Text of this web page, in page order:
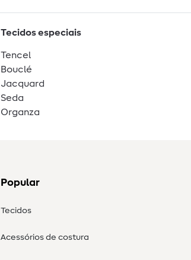
Tecidos especiais
Tencel
Bouclé
Jacquard
Seda
Organza
Popular
Tecidos
Acessórios de costura